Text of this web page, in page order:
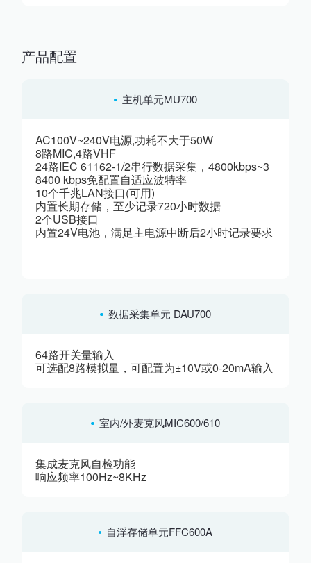
产品配置
主机单元MU700
AC100V~240V电源,功耗不大于50W
8路MIC,4路VHF
24路IEC 61162-1/2串行数据采集，4800kbps~3
8400 kbps免配置自适应波特率
10个千兆LAN接口(可用)
内置长期存储，至少记录720小时数据
2个USB接口
内置24V电池，满足主电源中断后2小时记录要求
数据采集单元 DAU700
64路开关量输入
可选配8路模拟量，可配置为±10V或0-20mA输入
室内/外麦克风MIC600/610
集成麦克风自检功能
响应频率100Hz~8KHz
自浮存储单元FFC600A